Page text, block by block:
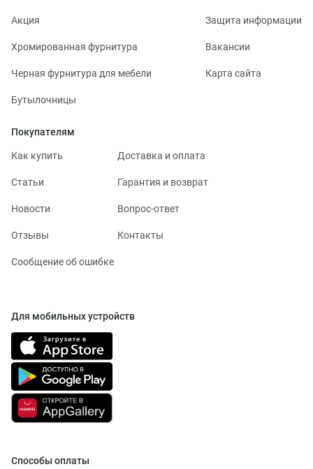
Акция
Хромированная фурнитура
Черная фурнитура для мебели
Бутылочницы
Защита информации
Вакансии
Карта сайта
Покупателям
Как купить Доставка и оплата
Статьи Гарантия и возврат
Новости Вопрос-ответ
Отзывы Контакты
Сообщение об ошибке
Для мобильных устройств
Способы оплаты